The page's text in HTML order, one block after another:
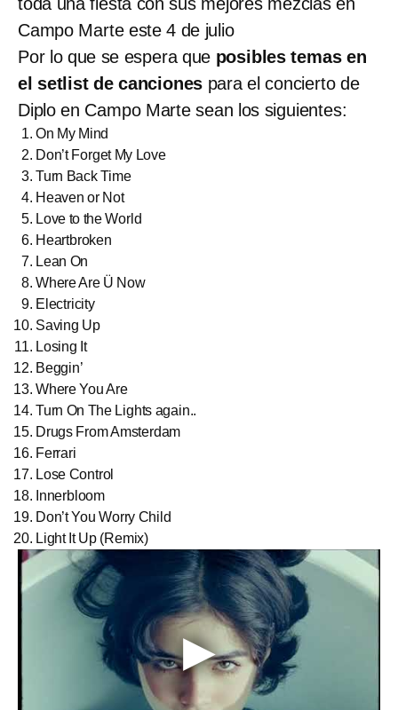
Campo Marte este 4 de julio
Por lo que se espera que posibles temas en
el setlist de canciones para el concierto de
Diplo en Campo Marte sean los siguientes:
On My Mind
Don’t Forget My Love
Turn Back Time
Heaven or Not
Love to the World
Heartbroken
Lean On
Where Are Ü Now
Electricity
Saving Up
Losing It
Beggin’
Where You Are
Turn On The Lights again..
Drugs From Amsterdam
Ferrari
Lose Control
Innerbloom
Don’t You Worry Child
Light It Up (Remix)